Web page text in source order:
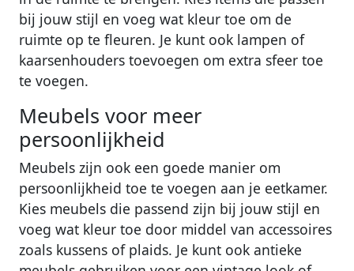
bij jouw stijl en voeg wat kleur toe om de
ruimte op te fleuren. Je kunt ook lampen of
kaarsenhouders toevoegen om extra sfeer toe
te voegen.
Meubels voor meer
persoonlijkheid
Meubels zijn ook een goede manier om
persoonlijkheid toe te voegen aan je eetkamer.
Kies meubels die passend zijn bij jouw stijl en
voeg wat kleur toe door middel van accessoires
zoals kussens of plaids. Je kunt ook antieke